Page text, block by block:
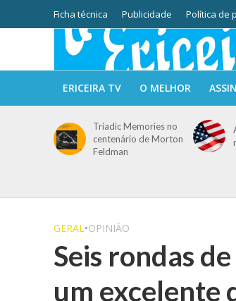
Ficha técnica Publicidade Política de
ERICEIRA TV O MELHOR
Triadic Memories no
centenário de Morton
Feldman
GERAL•OPINIÃO
Seis rondas
um excelente